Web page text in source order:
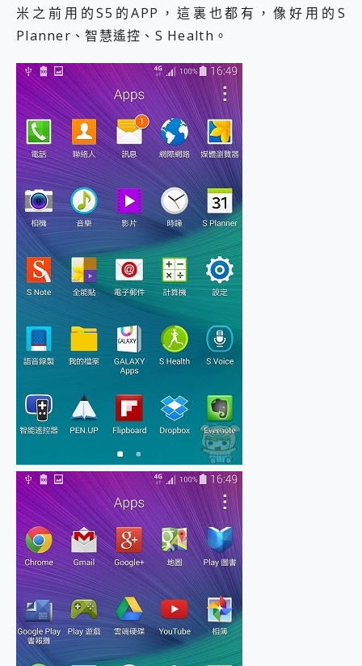
米之前用的S5的APP，這裏也都有，像好用的S
Planner、智慧遙控、S Health。